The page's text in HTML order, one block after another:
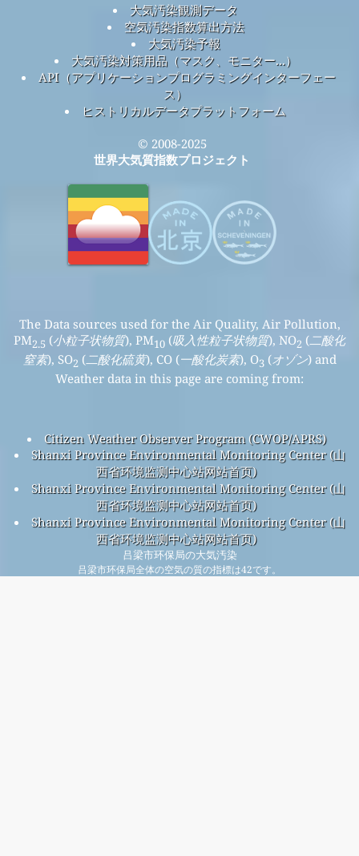
大気汚染観測データ
空気汚染指数算出方法
大気汚染予報
大気汚染対策用品（マスク、モニター...）
API（アプリケーションプログラミングインターフェー
ス）
ヒストリカルデータプラットフォーム
© 2008-2025
世界大気質指数プロジェクト
The Data sources used for the Air Quality, Air Pollution,
PM2.5 (小粒子状物質), PM10 (吸入性粒子状物質), NO2 ( 二酸化
窒素), SO2 (二酸化硫黄), CO (一酸化炭素), O3 (オゾン) and
Weather data in this page are coming from:
Citizen Weather Observer Program (CWOP/APRS)
Shanxi Province Environmental Monitoring Center (山
西省环境监测中心站网站首页)
Shanxi Province Environmental Monitoring Center (山
西省环境监测中心站网站首页)
Shanxi Province Environmental Monitoring Center (山
西省环境监测中心站网站首页)
吕梁市环保局の大気汚染
吕梁市环保局全体の空気の質の指標は42です。